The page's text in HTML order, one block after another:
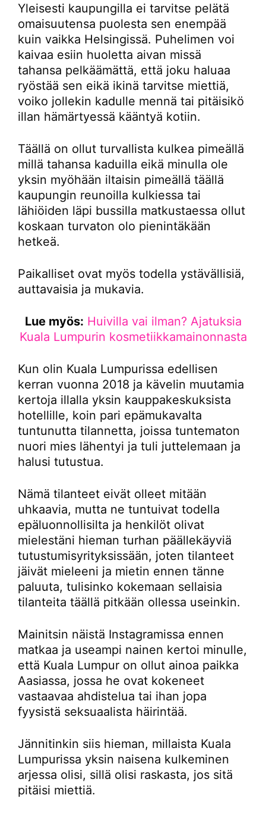
Yleisesti kaupungilla ei tarvitse pelätä
omaisuutensa puolesta sen enempää
kuin vaikka Helsingissä. Puhelimen voi
kaivaa esiin huoletta aivan missä
tahansa pelkäämättä, että joku haluaa
ryöstää sen eikä ikinä tarvitse miettiä,
voiko jollekin kadulle mennä tai pitäisikö
illan hämärtyessä kääntyä kotiin.
Täällä on ollut turvallista kulkea pimeällä
millä tahansa kaduilla eikä minulla ole
yksin myöhään iltaisin pimeällä täällä
kaupungin reunoilla kulkiessa tai
lähiöiden läpi bussilla matkustaessa ollut
koskaan turvaton olo pienintäkään
hetkeä.
Paikalliset ovat myös todella ystävällisiä,
auttavaisia ja mukavia.
Lue myös: Huivilla vai ilman? Ajatuksia
Kuala Lumpurin kosmetiikkamainonnasta
Kun olin Kuala Lumpurissa edellisen
kerran vuonna 2018 ja kävelin muutamia
kertoja illalla yksin kauppakeskuksista
hotellille, koin pari epämukavalta
tuntunutta tilannetta, joissa tuntematon
nuori mies lähentyi ja tuli juttelemaan ja
halusi tutustua.
Nämä tilanteet eivät olleet mitään
uhkaavia, mutta ne tuntuivat todella
epäluonnollisilta ja henkilöt olivat
mielestäni hieman turhan päällekäyviä
tutustumisyrityksissään, joten tilanteet
jäivät mieleeni ja mietin ennen tänne
paluuta, tulisinko kokemaan sellaisia
tilanteita täällä pitkään ollessa useinkin.
Mainitsin näistä Instagramissa ennen
matkaa ja useampi nainen kertoi minulle,
että Kuala Lumpur on ollut ainoa paikka
Aasiassa, jossa he ovat kokeneet
vastaavaa ahdistelua tai ihan jopa
fyysistä seksuaalista häirintää.
Jännitinkin siis hieman, millaista Kuala
Lumpurissa yksin naisena kulkeminen
arjessa olisi, sillä olisi raskasta, jos sitä
pitäisi miettiä.